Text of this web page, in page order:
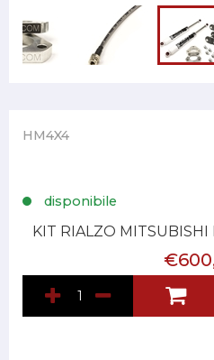
HM4X4
disponibile
KIT RIALZO